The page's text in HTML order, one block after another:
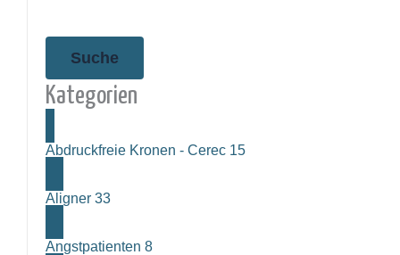
Suche
Kategorien
Abdruckfreie Kronen - Cerec 15
Aligner 33
Angstpatienten 8